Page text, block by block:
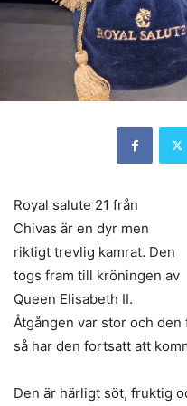
Royal salute 21 från
Chivas är en dyr men
riktigt trevlig kamrat. Den
togs fram till kröningen av
Queen Elisabeth II.
Åtgången var stor och
så har den fortsatt att
Den är härligt söt, fruktig